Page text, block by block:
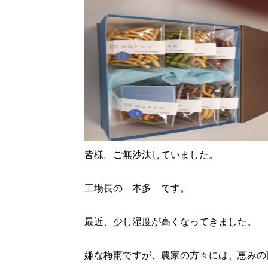
皆様。ご無沙汰していました。
工場長の 本多 です。
最近、少し湿度が高くなってきました。
嫌な梅雨ですが、農家の方々には、恵み